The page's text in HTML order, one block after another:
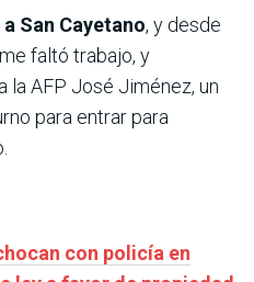
San Cayetano, y desde
faltó trabajo, y
la AFP José Jiménez, un
para entrar para
con policía en